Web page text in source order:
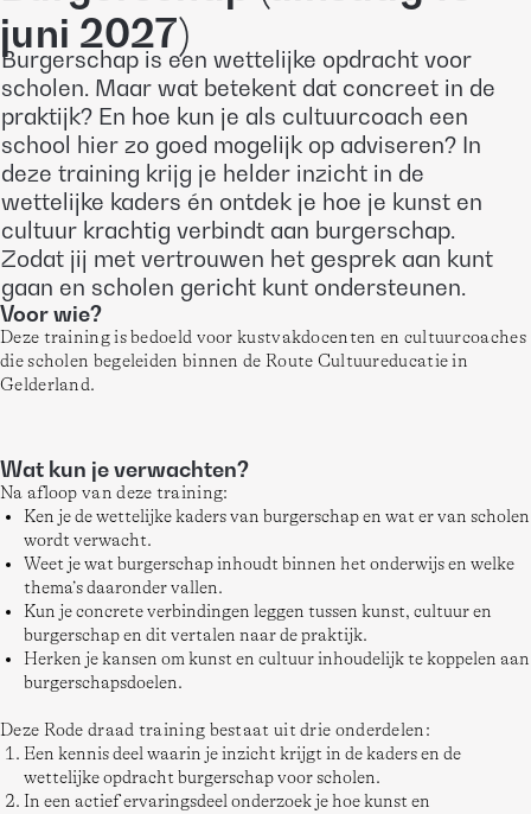
juni 2027)
Burgerschap is een wettelijke opdracht voor
scholen. Maar wat betekent dat concreet in de
praktijk? En hoe kun je als cultuurcoach een
school hier zo goed mogelijk op adviseren? In
deze training krijg je helder inzicht in de
wettelijke kaders én ontdek je hoe je kunst en
cultuur krachtig verbindt aan burgerschap.
Zodat jij met vertrouwen het gesprek aan kunt
gaan en scholen gericht kunt ondersteunen.
Voor wie?
Deze training is bedoeld voor kustvakdocenten en cultuurcoaches
die scholen begeleiden binnen de Route Cultuureducatie in
Gelderland.
Wat kun je verwachten?
Na afloop van deze training:
Ken je de wettelijke kaders van burgerschap en wat er van scholen
wordt verwacht.
Weet je wat burgerschap inhoudt binnen het onderwijs en welke
thema’s daaronder vallen.
Kun je concrete verbindingen leggen tussen kunst, cultuur en
burgerschap en dit vertalen naar de praktijk.
Herken je kansen om kunst en cultuur inhoudelijk te koppelen aan
burgerschapsdoelen.
Deze Rode draad training bestaat uit drie onderdelen:
Een kennis deel waarin je inzicht krijgt in de kaders en de
wettelijke opdracht burgerschap voor scholen.
In een actief ervaringsdeel onderzoek je hoe kunst en